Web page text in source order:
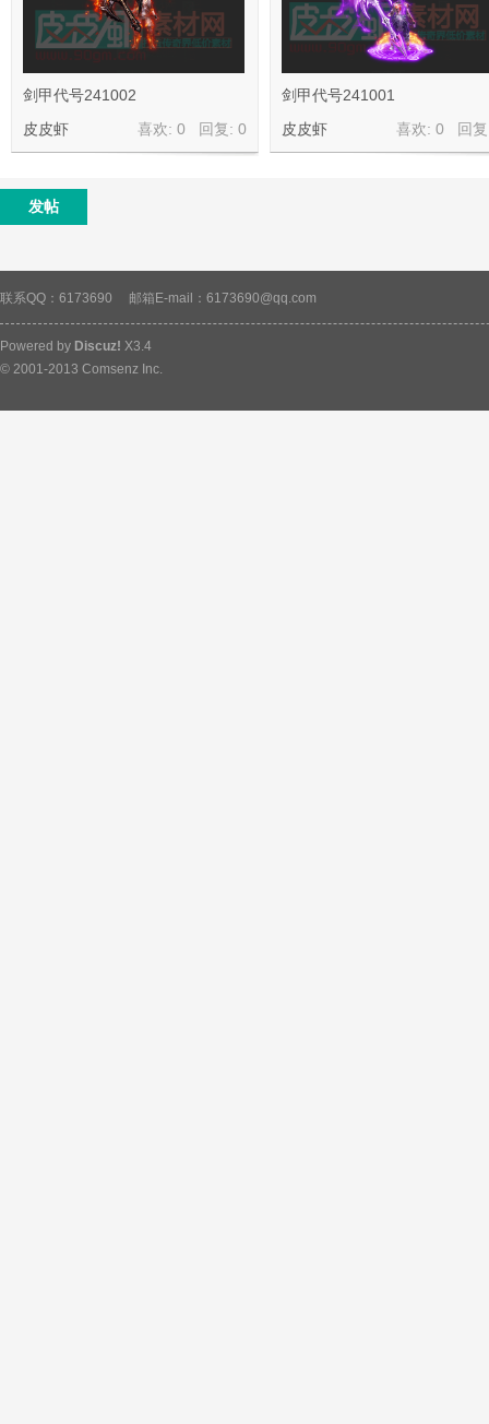
材
剑甲代号241002
喜欢: 0 回复: 0
皮皮虾
剑甲代号241001
喜欢: 0 回
皮皮虾
发帖
联系QQ：6173690 邮箱E-mail：6173690@qq.com
Powered by Discuz! X3.4
© 2001-2013 Comsenz Inc.